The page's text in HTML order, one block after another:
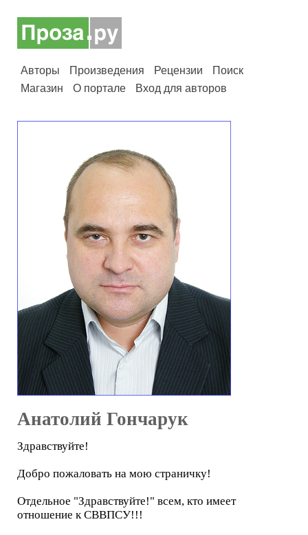
Авторы Произведения Рецензии
Поиск
Магазин
О портале Вход для авторов
Анатолий Гончарук
Здравствуйте!
Добро пожаловать на мою страничку!
Отдельное "Здравствуйте!" всем, кто имеет
отношение к СВВПСУ!!!